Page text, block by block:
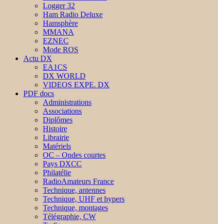
Logger 32
Ham Radio Deluxe
Hamsphère
MMANA
EZNEC
Mode ROS
Actu DX
EA1CS
DX WORLD
VIDEOS EXPE. DX
PDF docs
Administrations
Associations
Diplômes
Histoire
Librairie
Matériels
OC – Ondes courtes
Pays DXCC
Philatélie
RadioAmateurs France
Technique, antennes
Technique, UHF et hypers
Technique, montages
Télégraphie, CW